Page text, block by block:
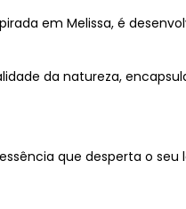
em Melissa, é
da natureza,
que desperta o seu